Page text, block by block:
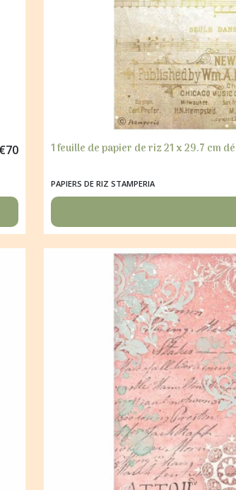
70 1 feuille de papier de riz 21 x 29.7 cm
PAPIERS DE RIZ STAMPERIA